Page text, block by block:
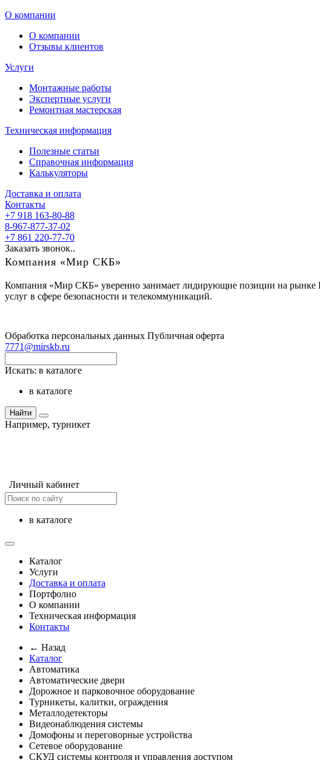
О компании
О компании
Отзывы клиентов
Услуги
Монтажные работы
Экспертные услуги
Ремонтная мастерская
Техническая информация
Полезные статьи
Справочная информация
Калькуляторы
Доставка и оплата
Контакты
+7 918 163-80-88
8-967-877-37-02
+7 861 220-77-70
Заказать звонок..
Компания «Мир СКБ»
Компания «Мир СКБ» уверенно занимает лидирующие позиции на рынке
услуг в сфере безопасности и телекоммуникаций.
Обработка персональных данных Публичная оферта
7771@mirskb.ru
Искать: в каталоге
в каталоге
Найти
Например, турникет
Личный кабинет
в каталоге
Каталог
Услуги
Доставка и оплата
Портфолио
О компании
Техническая информация
Контакты
← Назад
Каталог
Автоматика
Автоматические двери
Дорожное и парковочное оборудование
Турникеты, калитки, ограждения
Металлодетекторы
Видеонаблюдения cистемы
Домофоны и переговорные устройства
Сетевое оборудование
СКУД системы контроля и управления доступом